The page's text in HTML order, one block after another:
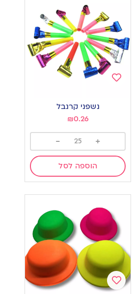
נשפני קרנבל
₪0.26
+
-
הוספה לסל